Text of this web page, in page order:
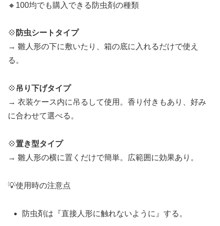
🔸100均でも購入できる防虫剤の種類
💠 防虫シートタイプ
→ 雛人形の下に敷いたり、箱の底に入れるだけで使え
る。
💠 吊り下げタイプ
→ 衣装ケース内に吊るして使用。香り付きもあり、好み
に合わせて選べる。
💠置き型タイプ
→ 雛人形の横に置くだけで簡単。広範囲に効果あり。
💡使用時の注意点
防虫剤は『直接人形に触れないように』する。